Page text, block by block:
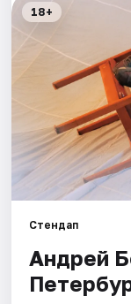
Квесты
Экскурсии
Спорт
События
Города
Площадки
18+
Стендап
Андрей